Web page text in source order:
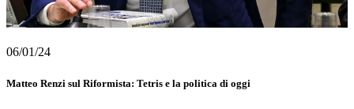
06/01/24
Matteo Renzi sul Riformista: Tetris e la politica di oggi